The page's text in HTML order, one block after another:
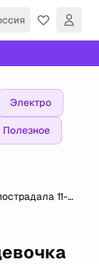
Электро
Полезное
11-